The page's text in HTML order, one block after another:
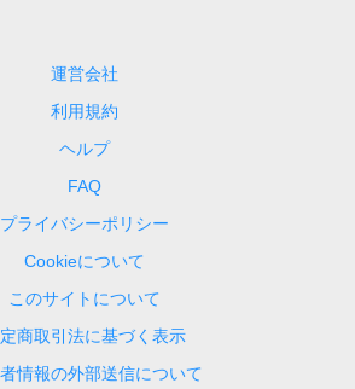
運営会社
利用規約
ヘルプ
FAQ
プライバシーポリシー
Cookieについて
このサイトについて
商取引法に基づく表示
情報の外部送信について